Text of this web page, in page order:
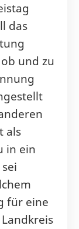
das
und zu
als
in ein
für eine